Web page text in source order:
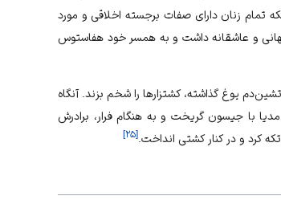
تمام زنان دارای صفات برجسته اخلاقی و مورد
پنهانی و عاشقانه داشت و به همسر خود هفاستوس
یوغ گذاشته، کشتزارها را شخم بزند. آنگاه
با جیسون گریخت و به هنگام فرار، برادرش
کرد و در کنار کشتی انداخت. [۲۵]